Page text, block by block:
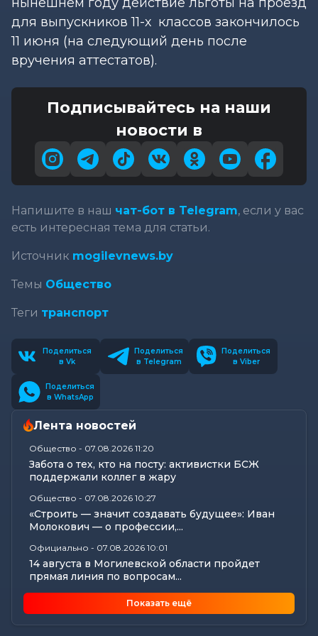
для выпускников 11-х классов закончилось
11 июня (на следующий день после
вручения аттестатов).
Подписывайтесь на наши
новости в
Напишите в наш чат-бот в Telegram, если у вас
есть интересная тема для статьи.
Источник mogilevnews.by
Темы Общество
Теги транспорт
Поделиться
в Vk
Поделиться
в Telegram
Поделиться
в Viber
Поделиться
в WhatsApp
Лента новостей
Общество - 07.08.2026 11:20
Забота о тех, кто на посту: активистки БСЖ
поддержали коллег в жару
Общество - 07.08.2026 10:27
«Строить — значит создавать будущее»: Иван
Молокович — о профессии,...
Официально - 07.08.2026 10:01
14 августа в Могилевской области пройдет
прямая линия по вопросам...
Узнали, как профсоюзы Могилевщины
поддерживают семьи и детские...
Показать ещё